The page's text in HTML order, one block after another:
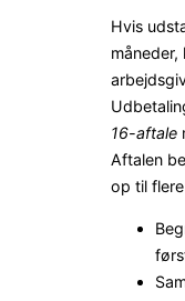
Hvis
måneder,
16-aftale
Aftalen
op til